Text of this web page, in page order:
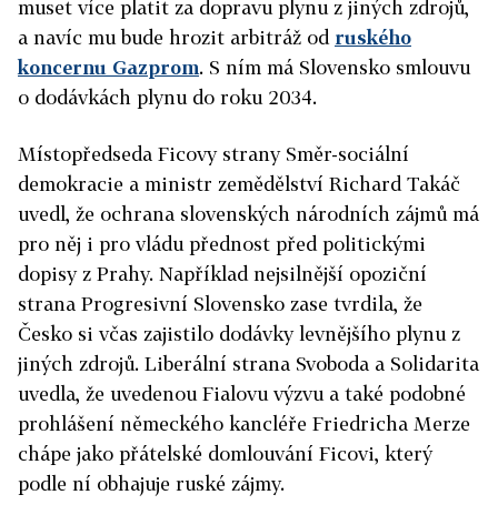
muset více platit za dopravu plynu z jiných zdrojů,
a navíc mu bude hrozit arbitráž od ruského
koncernu Gazprom. S ním má Slovensko smlouvu
o dodávkách plynu do roku 2034.
Místopředseda Ficovy strany Směr-sociální
demokracie a ministr zemědělství Richard Takáč
uvedl, že ochrana slovenských národních zájmů má
pro něj i pro vládu přednost před politickými
dopisy z Prahy. Například nejsilnější opoziční
strana Progresivní Slovensko zase tvrdila, že
Česko si včas zajistilo dodávky levnějšího plynu z
jiných zdrojů. Liberální strana Svoboda a Solidarita
uvedla, že uvedenou Fialovu výzvu a také podobné
prohlášení německého kancléře Friedricha Merze
chápe jako přátelské domlouvání Ficovi, který
podle ní obhajuje ruské zájmy.